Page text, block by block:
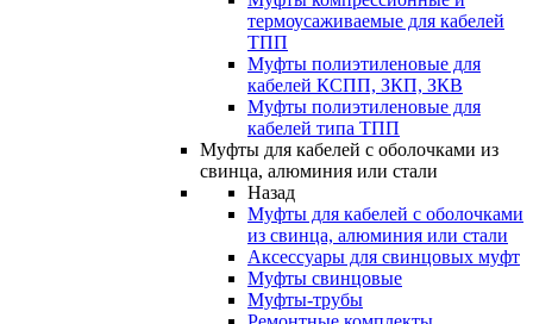
термоусаживаемые для кабелей
ТПП
Муфты полиэтиленовые для
кабелей КСПП, ЗКП, ЗКВ
Муфты полиэтиленовые для
кабелей типа ТПП
Муфты для кабелей с оболочками из
свинца, алюминия или стали
Назад
Муфты для кабелей с оболочками
из свинца, алюминия или стали
Аксессуары для свинцовых муфт
Муфты свинцовые
Муфты-трубы